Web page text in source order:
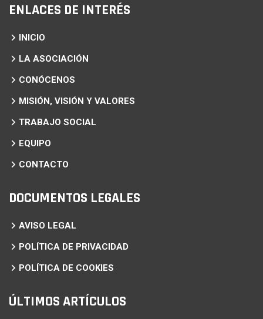
ENLACES DE INTERÉS
INICIO
LA ASOCIACIÓN
CONÓCENOS
MISIÓN, VISIÓN Y VALORES
TRABAJO SOCIAL
EQUIPO
CONTACTO
DOCUMENTOS LEGALES
AVISO LEGAL
POLÍTICA DE PRIVACIDAD
POLÍTICA DE COOKIES
ÚLTIMOS ARTÍCULOS